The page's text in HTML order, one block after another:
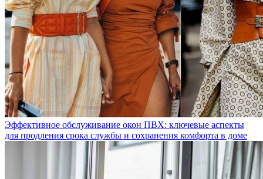
Эффективное обслуживание окон ПВХ: ключевые аспекты
для продления срока службы и сохранения комфорта в доме